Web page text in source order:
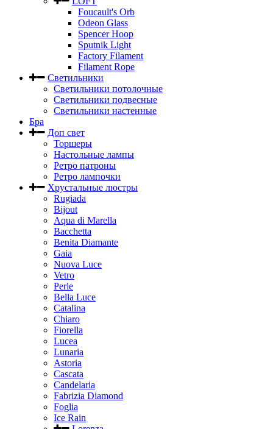
Foucault's Orb
Odeon Glass
Spencer Hoop
Sputnik Light
Factory Filament
Filament Rope
Светильники
Светильники потолочные
Светильники подвесные
Светильники настенные
Бра
Доп свет
Торшеры
Настольные лампы
Ретро патроны
Ретро лампочки
Хрустальные люстры
Rugiada
Bijout
Aqua di Marella
Bacchetta
Benita Diamante
Gaia
Nuova Luce
Vetro
Perle
Bella Luce
Сatalina
Chiaro
Fiorella
Lucea
Lunaria
Astoria
Cascata
Candelaria
Fabrizia Diamond
Foglia
Ice Rain